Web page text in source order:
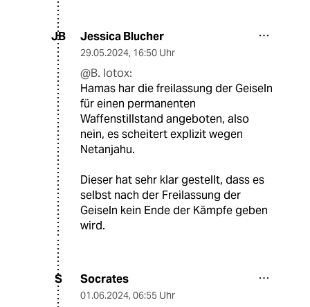
JB Jessica Blucher
29.05.2024, 16:50 Uhr
@B. Iotox:
Hamas har die freilassung der Geiseln
für einen permanenten
Waffenstillstand angeboten, also
nein, es scheitert explizit wegen
Netanjahu.
Dieser hat sehr klar gestellt, dass es
selbst nach der Freilassung der
Geiseln kein Ende der Kämpfe geben
wird.
S Socrates
01.06.2024, 06:55 Uhr